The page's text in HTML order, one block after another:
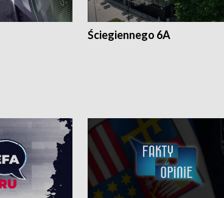
Ściegiennego 6A